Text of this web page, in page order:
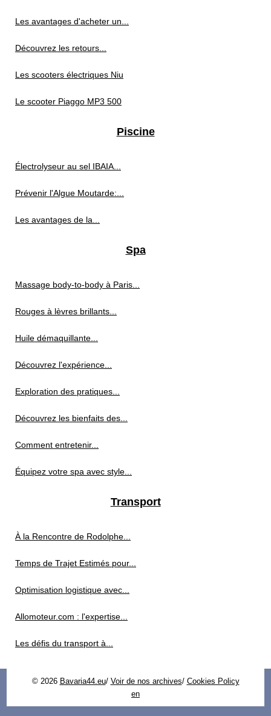
Les avantages d'acheter un...
Découvrez les retours...
Les scooters électriques Niu
Le scooter Piaggo MP3 500
Piscine
Électrolyseur au sel IBAIA...
Prévenir l'Algue Moutarde:...
Les avantages de la...
Spa
Massage body-to-body à Paris...
Rouges à lèvres brillants...
Huile démaquillante...
Découvrez l'expérience...
Exploration des pratiques...
Découvrez les bienfaits des...
Comment entretenir...
Équipez votre spa avec style...
Transport
À la Rencontre de Rodolphe...
Temps de Trajet Estimés pour...
Optimisation logistique avec...
Allomoteur.com : l'expertise...
Les défis du transport à...
© 2026 Bavaria44.eu/ Voir de nos archives/ Cookies Policy
en